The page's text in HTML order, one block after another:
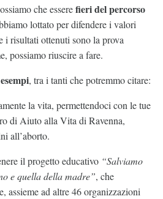
che esserefieri del percorso
lottato per difendere i valori
i risultati ottenuti sono la prova
possiamo riuscire a fare.
, tra i tanti che potremmo citare:
la vita, permettendoci con le tue
di Aiuto alla Vita di Ravenna,
all’aborto.
il progetto educativo “Salviamo
e quella della madre”, che
assieme ad altre 46 organizzazioni